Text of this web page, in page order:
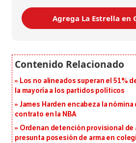
Agrega La Estrella en
Los no alineados superan el 51%
la mayoría a los partidos políticos
James Harden encabeza la nómina
contrato en la NBA
Ordenan detención provisional
presunta posesión de arma en